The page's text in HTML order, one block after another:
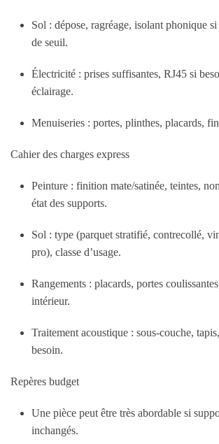
Sol : dépose, ragréage, isolant phonique
de seuil.
Électricité : prises suffisantes, RJ45 si
éclairage.
Menuiseries : portes, plinthes, placards,
Cahier des charges express
Peinture : finition mate/satinée, teintes,
état des supports.
Sol : type (parquet stratifié, contrecollé,
pro), classe d’usage.
Rangements : placards, portes
intérieur.
Traitement acoustique : sous-couche,
besoin.
Repères budget
Une pièce peut être très abordable si
inchangés.